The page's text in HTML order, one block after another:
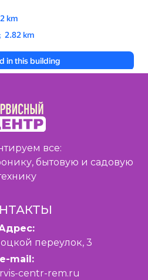
все:
бытовую и садовую
переулок, 3
e-mail:
centr-rem.ru